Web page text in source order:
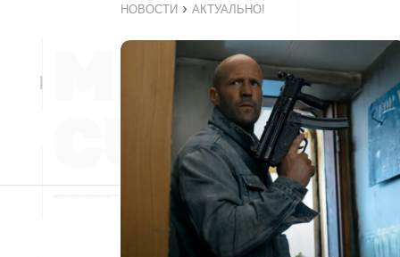
НОВОСТИ › АКТУАЛЬНО!